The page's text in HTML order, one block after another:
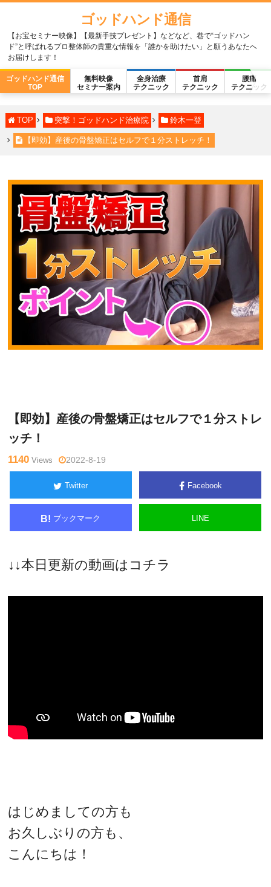
ゴッドハンド通信
【お宝セミナー映像】【最新手技プレゼント】などなど、巷で“ゴッドハン
ド”と呼ばれるプロ整体師の貴重な情報を「誰かを助けたい」と願うあなたへ
お届けします！
ゴッドハンド通信
TOP
無料映像
セミナー案内
全身治療
テクニック
首肩
テクニック
腰痛
テクニック
TOP 突撃！ゴッドハンド治療院 鈴木一登
【即効】産後の骨盤矯正はセルフで１分ストレッチ！
【即効】産後の骨盤矯正はセルフで１分ストレ
ッチ！
1140 Views 2022-8-19
Twitter Facebook
B! ブックマーク LINE
↓↓本日更新の動画はコチラ
はじめましての方も
お久しぶりの方も、
こんにちは！